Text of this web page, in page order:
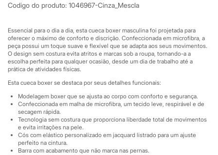
Tênis
City
Clock House
Mindset
Sawary
Yessica
Moda esportiva
Acessórios
Blusas
Calçados
Leggings
Shorts e Bermudas
Tops
Moda íntima
Calcinhas
Cintas e Modeladores
Codigo do produto: 1046967-Cinza_Mescla
Essencial para o dia a dia, esta cueca boxer masculina foi projetada para
oferecer o máximo de conforto e discrição. Confeccionada em microfibra, a
peça possui um toque suave e flexível que se adapta aos seus movimentos.
O design sem costura evita atritos e marcas sob a roupa, tornando-a a
escolha perfeita para qualquer ocasião, desde um dia de trabalho até a
prática de atividades físicas.
Esta cueca boxer se destaca por seus detalhes funcionais:
Modelagem boxer que se ajusta ao corpo com conforto e segurança.
Confeccionada em malha de microfibra, um tecido leve, respirável e de
secagem rápida.
Tecnologia sem costura que proporciona liberdade total de movimentos
e evita irritações na pele.
Cós com elástico personalizado em jacquard listrado para um ajuste
perfeito na cintura.
Barra com acabamento que não marca nas pernas.